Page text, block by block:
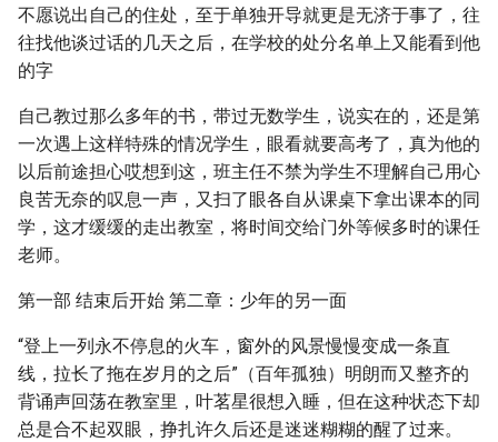
不愿说出自己的住处，至于单独开导就更是无济于事了，往
往找他谈过话的几天之后，在学校的处分名单上又能看到他
的字
自己教过那么多年的书，带过无数学生，说实在的，还是第
一次遇上这样特殊的情况学生，眼看就要高考了，真为他的
以后前途担心哎想到这，班主任不禁为学生不理解自己用心
良苦无奈的叹息一声，又扫了眼各自从课桌下拿出课本的同
学，这才缓缓的走出教室，将时间交给门外等候多时的课任
老师。
第一部 结束后开始 第二章：少年的另一面
“登上一列永不停息的火车，窗外的风景慢慢变成一条直
线，拉长了拖在岁月的之后”（百年孤独）明朗而又整齐的
背诵声回荡在教室里，叶茗星很想入睡，但在这种状态下却
总是合不起双眼，挣扎许久后还是迷迷糊糊的醒了过来。